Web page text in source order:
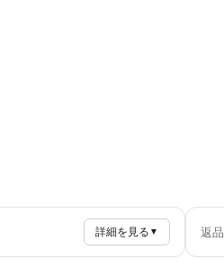
詳細を見る ▼ 返品